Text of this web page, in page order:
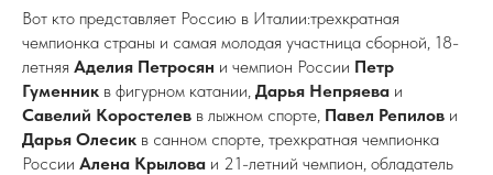
Вот кто представляет Россию в Италии:трехкратная
чемпионка страны и самая молодая участница сборной, 18-
летняя Аделия Петросян и чемпион России Петр
Гуменник в фигурном катании, Дарья Непряева и
Савелий Коростелев в лыжном спорте, Павел Репилов и
Дарья Олесик в санном спорте, трехкратная чемпионка
России Алена Крылова и 21-летний чемпион, обладатель